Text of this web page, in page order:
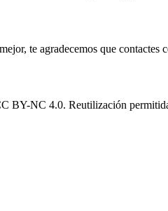
te agradecemos que contactes
BY-NC 4.0. Reutilización